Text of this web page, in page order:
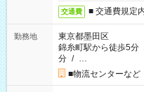
交通費 ■ 交通費規定
勤務地
東京都墨田区
錦糸町駅から徒歩5分
分 / …
■物流センターな